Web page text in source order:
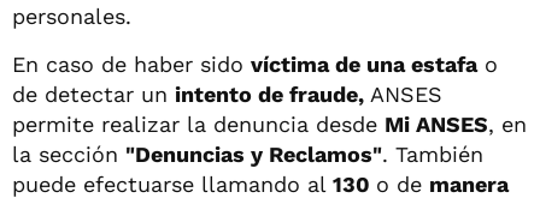
personales.
En caso de haber sido víctima de una estafao
de detectar un intento de fraude, ANSES
permite realizar la denuncia desde Mi ANSES, en
la sección "Denuncias y Reclamos". También
puede efectuarse llamando al 130 o de manera